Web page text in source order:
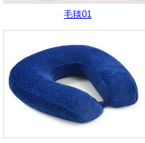
毛毯01